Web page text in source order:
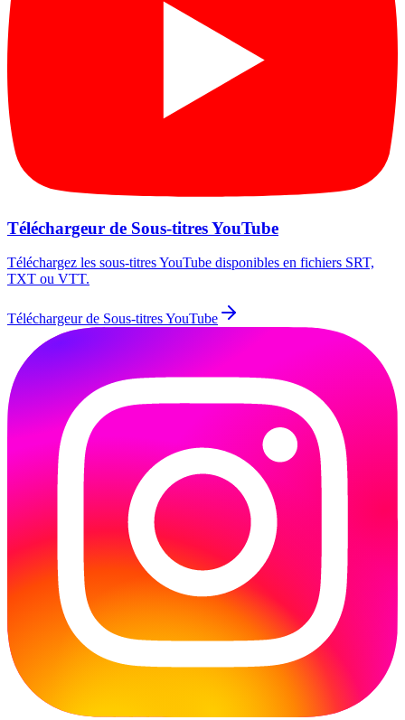
Téléchargeur de Sous-titres YouTube
Téléchargez les sous-titres YouTube disponibles en fichiers SRT,
TXT ou VTT.
Téléchargeur de Sous-titres YouTube